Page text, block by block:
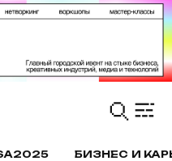
БИЗНЕС И